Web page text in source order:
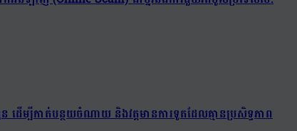
ម្បីកាត់បន្ថយចំណាយ និងវត្តមានការទូតដែលគ្មានប្រសិទ្ធភាព